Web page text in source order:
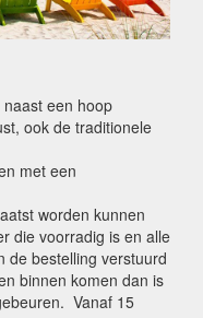
een hoop
ook de traditionele
met een
worden kunnen
die voorradig is en alle
de bestelling verstuurd
binnen komen dan is
Vanaf 15